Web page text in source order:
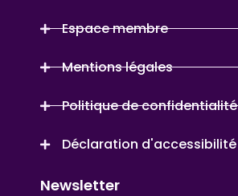
Espace membre
Mentions légales
Politique de confidentialité
Déclaration d'accessibilité
Newsletter